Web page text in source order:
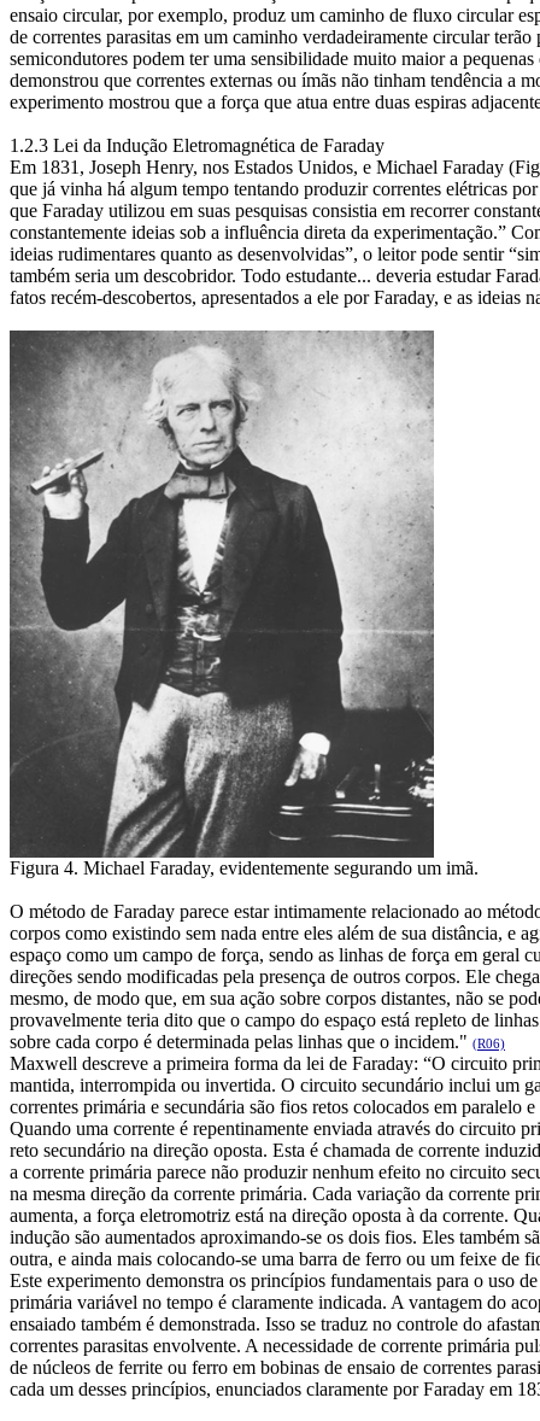
ensaio circular, por exemplo, produz um caminho de fluxo circular
de correntes parasitas em um caminho verdadeiramente circular
semicondutores podem ter uma sensibilidade muito maior a
demonstrou que correntes externas ou ímãs não tinham tendência a
experimento mostrou que a força que atua entre duas espiras
1.2.3 Lei da Indução Eletromagnética de Faraday
Em 1831, Joseph Henry, nos Estados Unidos, e Michael Faraday
que já vinha há algum tempo tentando produzir correntes elétricas
que Faraday utilizou em suas pesquisas consistia em recorrer
constantemente ideias sob a influência direta da experimentação.”
ideias rudimentares quanto as desenvolvidas”, o leitor pode sentir
também seria um descobridor. Todo estudante... deveria estudar
fatos recém-descobertos, apresentados a ele por Faraday, e as ideias
Figura 4. Michael Faraday, evidentemente segurando um imã.
O método de Faraday parece estar intimamente relacionado ao
corpos como existindo sem nada entre eles além de sua distância, e
espaço como um campo de força, sendo as linhas de força em geral
direções sendo modificadas pela presença de outros corpos. Ele
mesmo, de modo que, em sua ação sobre corpos distantes, não se
provavelmente teria dito que o campo do espaço está repleto de
sobre cada corpo é determinada pelas linhas que o incidem." (R06)
Maxwell descreve a primeira forma da lei de Faraday: “O circuito
mantida, interrompida ou invertida. O circuito secundário inclui um
correntes primária e secundária são fios retos colocados em paralelo
Quando uma corrente é repentinamente enviada através do
reto secundário na direção oposta. Esta é chamada de corrente
a corrente primária parece não produzir nenhum efeito no circuito
na mesma direção da corrente primária. Cada variação da corrente
aumenta, a força eletromotriz está na direção oposta à da corrente.
indução são aumentados aproximando-se os dois fios. Eles também
outra, e ainda mais colocando-se uma barra de ferro ou um feixe de
Este experimento demonstra os princípios fundamentais para o uso
primária variável no tempo é claramente indicada. A vantagem do
ensaiado também é demonstrada. Isso se traduz no controle do
correntes parasitas envolvente. A necessidade de corrente primária
de núcleos de ferrite ou ferro em bobinas de ensaio de correntes
cada um desses princípios, enunciados claramente por Faraday em